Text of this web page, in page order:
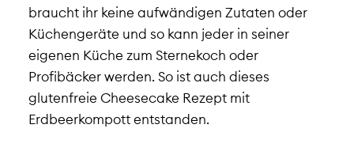
braucht ihr keine aufwändigen Zutaten oder
Küchengeräte und so kann jeder in seiner
eigenen Küche zum Sternekoch oder
Profibäcker werden. So ist auch dieses
glutenfreie Cheesecake Rezept mit
Erdbeerkompott entstanden.